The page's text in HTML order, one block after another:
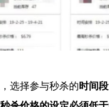
，选择参与秒杀的时间段